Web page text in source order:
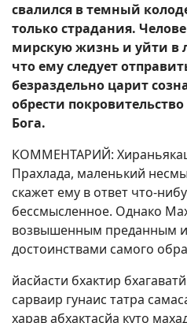
свалился в темный
только страдания.
мирскую жизнь и уйти в
что ему следует
безраздельно царит
обрести
Бога.
КОММЕНТАРИЙ:
Прахлада, маленький
скажет ему в ответ что-
бессмысленное. Однако
возвышенным преданным
достоинствами самого
йасйасти бхактир
сарваир гунаис татра
харав абхактасйа куто